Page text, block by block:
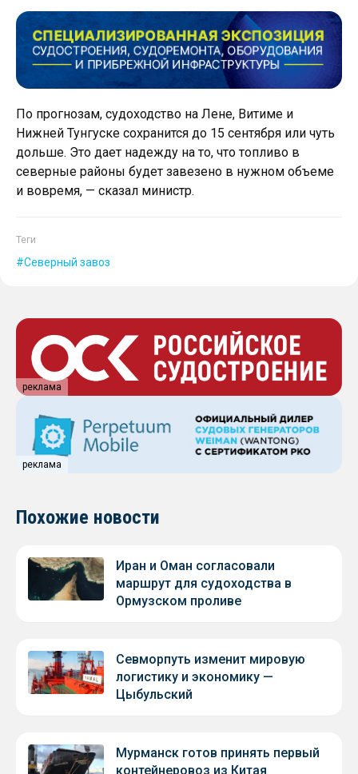
По прогнозам, судоходство на Лене, Витиме и
Нижней Тунгуске сохранится до 15 сентября или чуть
дольше. Это дает надежду на то, что топливо в
северные районы будет завезено в нужном объеме
и вовремя, — сказал министр.
Теги
Северный завоз
реклама
реклама
Похожие новости
Иран и Оман согласовали
маршрут для судоходства в
Ормузском проливе
Севморпуть изменит мировую
логистику и экономику —
Цыбульский
Мурманск готов принять первый
контейнеровоз из Китая